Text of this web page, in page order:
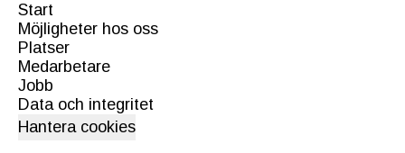
Start
Möjligheter hos oss
Platser
Medarbetare
Jobb
Data och integritet
Hantera cookies